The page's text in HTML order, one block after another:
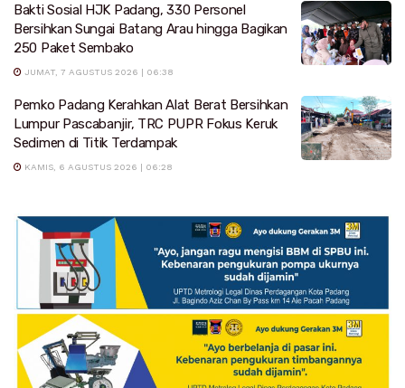
Bakti Sosial HJK Padang, 330 Personel
Bersihkan Sungai Batang Arau hingga Bagikan
250 Paket Sembako
JUMAT, 7 AGUSTUS 2026 | 06:38
Pemko Padang Kerahkan Alat Berat Bersihkan
Lumpur Pascabanjir, TRC PUPR Fokus Keruk
Sedimen di Titik Terdampak
KAMIS, 6 AGUSTUS 2026 | 06:28